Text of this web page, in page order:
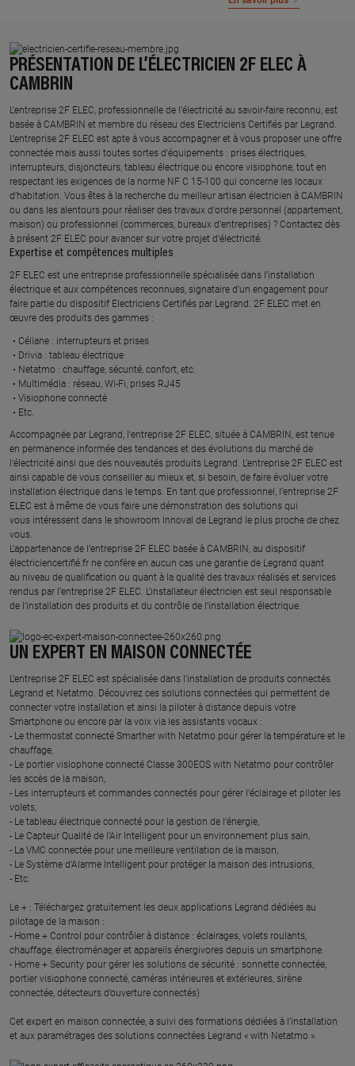
PRÉSENTATION DE L’ÉLECTRICIEN 2F ELEC À
CAMBRIN
L’entreprise 2F ELEC, professionnelle de l’électricité au savoir-faire reconnu, est
basée à CAMBRIN et membre du réseau des Electriciens Certifiés par Legrand.​
L’entreprise 2F ELEC est apte à vous accompagner et à vous proposer une offre
connectée mais aussi toutes sortes d'équipements : prises électriques,
interrupteurs, disjoncteurs, tableau électrique ou encore visiophone, tout en
respectant les exigences de la norme NF C 15-100 qui concerne les locaux
d’habitation. Vous êtes à la recherche du meilleur artisan électricien à CAMBRIN
ou dans les alentours pour réaliser des travaux d'ordre personnel (appartement,
maison) ou professionnel (commerces, bureaux d'entreprises) ? Contactez dès
à présent 2F ELEC pour avancer sur votre projet d’électricité.
Expertise et compétences multiples​
​2F ELEC est une entreprise professionnelle spécialisée dans l’installation
électrique et aux compétences reconnues, ​signataire d'un engagement pour
faire partie du dispositif Electriciens Certifiés par Legrand​. 2F ELEC met en
œuvre des produits des gammes : ​
Céliane : interrupteurs et prises ​
Drivia : tableau électrique ​
Netatmo : chauffage, sécurité, confort, etc.​
Multimédia : réseau, Wi-Fi, prises RJ45​
Visiophone connecté​
Etc.​
​Accompagnée par Legrand, l’entreprise 2F ELEC, située à CAMBRIN, est tenue
en permanence informée des tendances et des évolutions du marché de
l'électricité ainsi que des nouveautés produits Legrand. L’entreprise 2F ELEC est
ainsi capable de vous conseiller au mieux et, si besoin, de faire évoluer votre
installation électrique dans le temps. En tant que professionnel, l’entreprise 2F
ELEC est à même de vous faire une démonstration des solutions qui
vous intéressent dans le showroom Innoval de Legrand le plus proche de chez
vous.​
L’appartenance de l’entreprise 2F ELEC basée à CAMBRIN, au dispositif
électriciencertifié.fr ne confère en aucun cas une garantie de Legrand quant
au niveau de qualification ou quant à la qualité des travaux réalisés et services
rendus par l’entreprise 2F ELEC. L’installateur électricien est seul responsable
de l’installation des produits et du contrôle de l’installation électrique.
UN EXPERT EN MAISON CONNECTÉE
L’entreprise 2F ELEC est spécialisée dans l’installation de produits connectés
Legrand et Netatmo. Découvrez ces solutions connectées qui permettent de
connecter votre installation et ainsi la piloter à distance depuis votre
Smartphone ou encore par la voix via les assistants vocaux :
- Le thermostat connecté Smarther with Netatmo pour gérer la température et le
chauffage,
- Le portier visiophone connecté Classe 300EOS with Netatmo pour contrôler
les accès de la maison,
- Les interrupteurs et commandes connectés pour gérer l’éclairage et piloter les
volets,
- Le tableau électrique connecté pour la gestion de l’énergie,
- Le Capteur Qualité de l’Air Intelligent pour un environnement plus sain,
- La VMC connectée pour une meilleure ventilation de la maison,
- Le Système d’Alarme Intelligent pour protéger la maison des intrusions,
- Etc.
Le + : Téléchargez gratuitement les deux applications Legrand dédiées au
pilotage de la maison :
- Home + Control pour contrôler à distance : éclairages, volets roulants,
chauffage, électroménager et appareils énergivores depuis un smartphone.
- Home + Security pour gérer les solutions de sécurité : sonnette connectée,
portier visiophone connecté, caméras intérieures et extérieures, sirène
connectée, détecteurs d’ouverture connectés)
Cet expert en maison connectée, a suivi des formations dédiées à l’installation
et aux paramétrages des solutions connectées Legrand « with Netatmo ».